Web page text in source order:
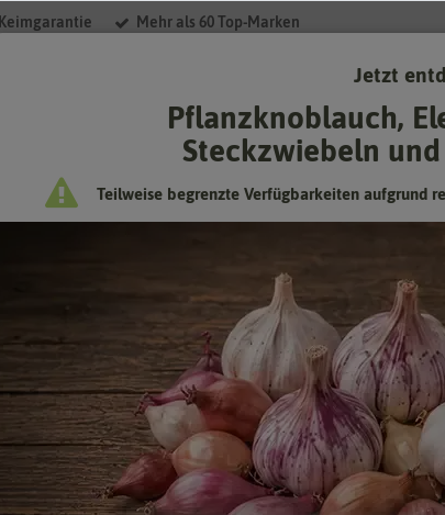
Keimgarantie Mehr als 60 Top-Marken
Suchergebnisse fürgrow grow
Kategorie Preis
Standortbedingungen
Jetzt
Pflanzknoblauch,
Steckzwiebeln
Teilweise begrenzte Verfügbarkeiten aufgrund